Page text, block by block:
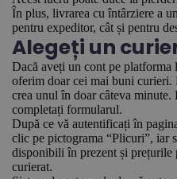
În plus, livrarea cu întârziere a
pentru expeditor, cât și pentru
Alegeți un
Dacă aveți un cont pe
oferim doar cei mai buni curieri.
crea unul în doar câteva minute.
completați formularul.
După ce vă autentificați în
clic pe pictograma “Plicuri”, iar
disponibili în prezent și
curierat.